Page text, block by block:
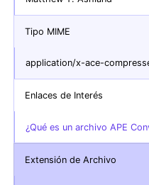
Tipo MIME
application/x-ace-
Enlaces de Interés
¿Qué es un archivo APE
Extensión de Archivo